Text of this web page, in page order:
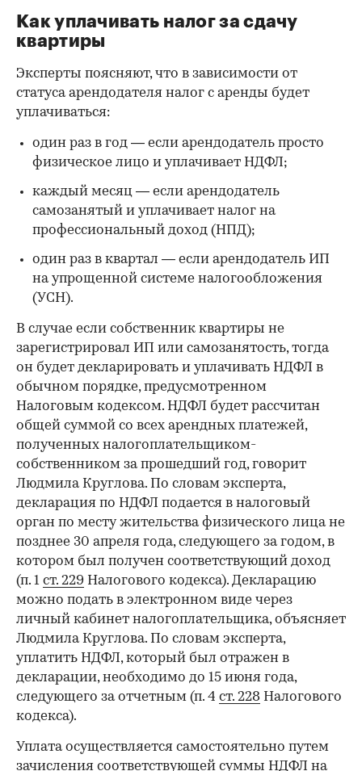
Как уплачивать налог за сдачу
квартиры
Эксперты поясняют, что в зависимости от
статуса арендодателя налог с аренды будет
уплачиваться:
один раз в год — если арендодатель просто
физическое лицо и уплачивает НДФЛ;
каждый месяц — если арендодатель
самозанятый и уплачивает налог на
профессиональный доход (НПД);
один раз в квартал — если арендодатель ИП
на упрощенной системе налогообложения
(УСН).
В случае если собственник квартиры не
зарегистрировал ИП или самозанятость, тогда
он будет декларировать и уплачивать НДФЛ в
обычном порядке, предусмотренном
Налоговым кодексом. НДФЛ будет рассчитан
общей суммой со всех арендных платежей,
полученных налогоплательщиком-
собственником за прошедший год, говорит
Людмила Круглова. По словам эксперта,
декларация по НДФЛ подается в налоговый
орган по месту жительства физического лица не
позднее 30 апреля года, следующего за годом, в
котором был получен соответствующий доход
(п. 1 ст. 229 Налогового кодекса). Декларацию
можно подать в электронном виде через
личный кабинет налогоплательщика, объясняет
Людмила Круглова. По словам эксперта,
уплатить НДФЛ, который был отражен в
декларации, необходимо до 15 июня года,
следующего за отчетным (п. 4 ст. 228 Налогового
кодекса).
Уплата осуществляется самостоятельно путем
зачисления соответствующей суммы НДФЛ на